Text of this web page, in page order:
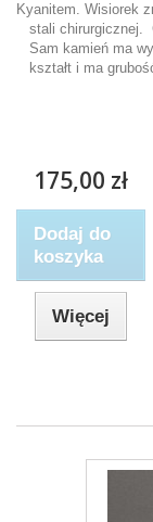
Kyanitem. Wisiorek
stali chirurgicznej.
Sam kamień ma
kształt i ma
175,00 zł
Dodaj do
koszyka
Więcej